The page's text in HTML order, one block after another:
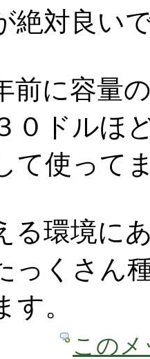
絶対良い
前に容量
０ドルほ
て使って
る環境に
っくさん
す。
この